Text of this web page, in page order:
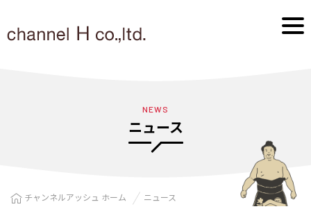
NEWS
ニュース
チャンネルアッシュ ホーム ニュース